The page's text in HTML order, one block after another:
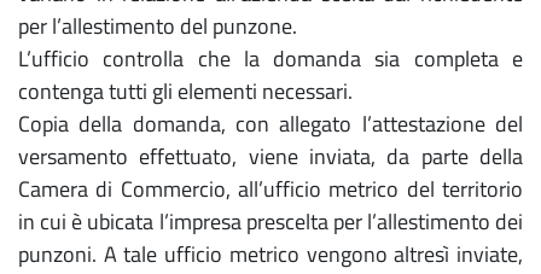
per l’allestimento del punzone.
L’ufficio controlla che la domanda sia completa e
contenga tutti gli elementi necessari.
Copia della domanda, con allegato l’attestazione del
versamento effettuato, viene inviata, da parte della
Camera di Commercio, all’ufficio metrico del territorio
in cui è ubicata l’impresa prescelta per l’allestimento dei
punzoni. A tale ufficio metrico vengono altresì inviate,